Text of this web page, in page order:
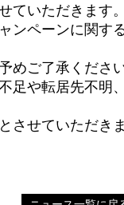
ていただきます
ンペーンに関す
めご了承くださ
足や転居先不明
させていただき